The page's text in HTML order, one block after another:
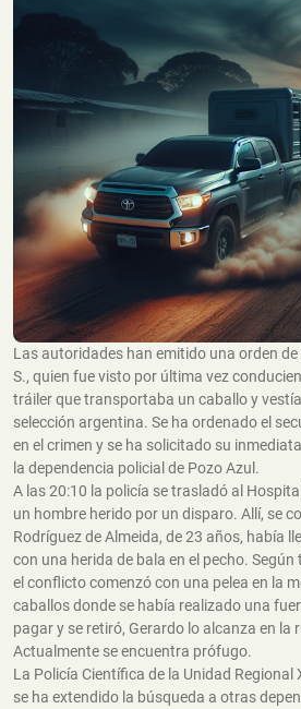
Las autoridades han emitido una orden
S., quien fue visto por última vez
tráiler que transportaba un caballo y
selección argentina. Se ha ordenado el
en el crimen y se ha solicitado su
la dependencia policial de Pozo Azul.
A las 20:10 la policía se trasladó al
un hombre herido por un disparo. Allí, se
Rodríguez de Almeida, de 23 años, había
con una herida de bala en el pecho.
el conflicto comenzó con una pelea en la
caballos donde se había realizado una
pagar y se retiró, Gerardo lo alcanza en la
Actualmente se encuentra prófugo.
La Policía Científica de la Unidad Regional
se ha extendido la búsqueda a otras